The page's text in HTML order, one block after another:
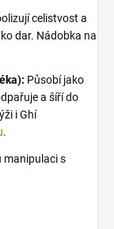
celistvost a
dar. Nádobka na
Působí jako
a šíří do
i Ghí
.
manipulaci s